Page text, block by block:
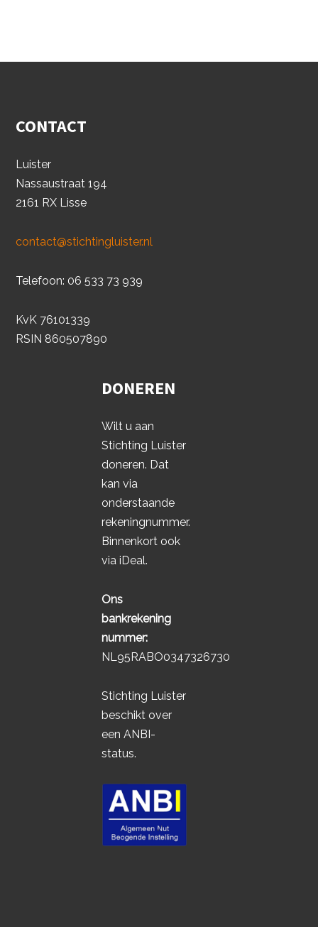
CONTACT
Luister
Nassaustraat 194
2161 RX Lisse
contact@stichtingluister.nl
Telefoon: 06 533 73 939
KvK 76101339
RSIN 860507890
DONEREN
Wilt u aan
Stichting Luister
doneren. Dat
kan via
onderstaande
rekeningnummer.
Binnenkort ook
via iDeal.
Ons
bankrekening
nummer:
NL95RABO0347326730
Stichting Luister
beschikt over
een ANBI-
status.